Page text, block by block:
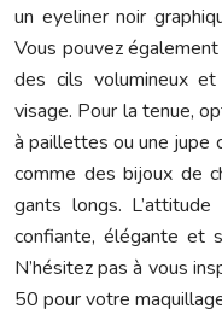
un eyeliner noir
Vous pouvez
des cils volumineux
visage. Pour la tenue,
à paillettes ou une jupe
comme des bijoux de
gants longs.
confiante, élégante et
N’hésitez pas à vous
50 pour votre